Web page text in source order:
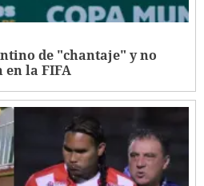
de "chantaje" y no
en la FIFA